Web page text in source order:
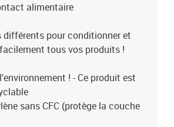
alimentaire
différents pour conditionner et
tous vos produits !
! - Ce produit est
sans CFC (protège la couche